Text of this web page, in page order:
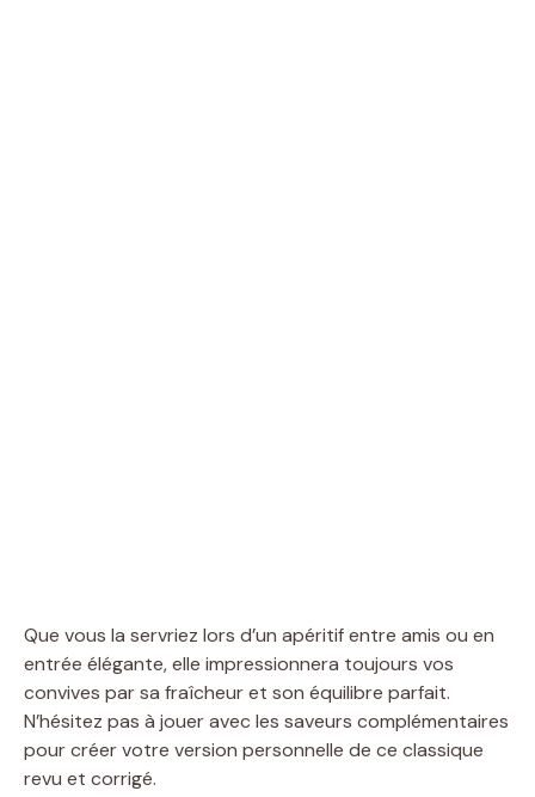
Que vous la servriez lors d’un apéritif entre amis ou en
entrée élégante, elle impressionnera toujours vos
convives par sa fraîcheur et son équilibre parfait.
N’hésitez pas à jouer avec les saveurs complémentaires
pour créer votre version personnelle de ce classique
revu et corrigé.